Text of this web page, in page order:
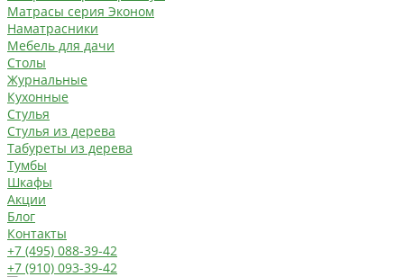
Матрасы серия Эконом
Наматрасники
Мебель для дачи
Столы
Журнальные
Кухонные
Стулья
Стулья из дерева
Табуреты из дерева
Тумбы
Шкафы
Акции
Блог
Контакты
+7 (495) 088-39-42
+7 (910) 093-39-42